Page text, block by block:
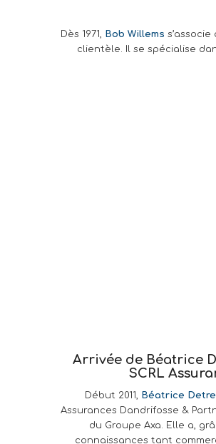
Dès 1971, Bob Willems
clientèle. Il se spécialise
Arrivée de Béatrice
SCRL
Début 2011, Béatrice
Assurances Dandrifosse &
du Groupe Axa. Elle a,
connaissances tant